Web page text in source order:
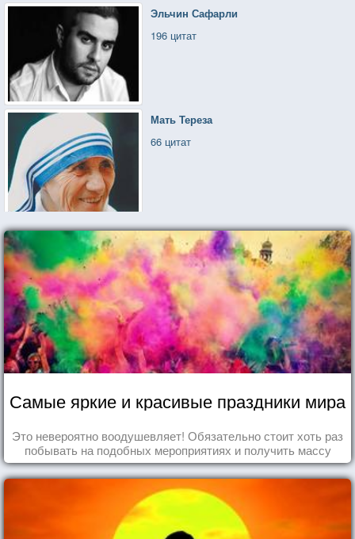
Эльчин Сафарли
196 цитат
Мать Тереза
66 цитат
Самые яркие и красивые праздники мира
Это невероятно воодушевляет! Обязательно стоит хоть раз
побывать на подобных мероприятиях и получить массу
впечатлений!